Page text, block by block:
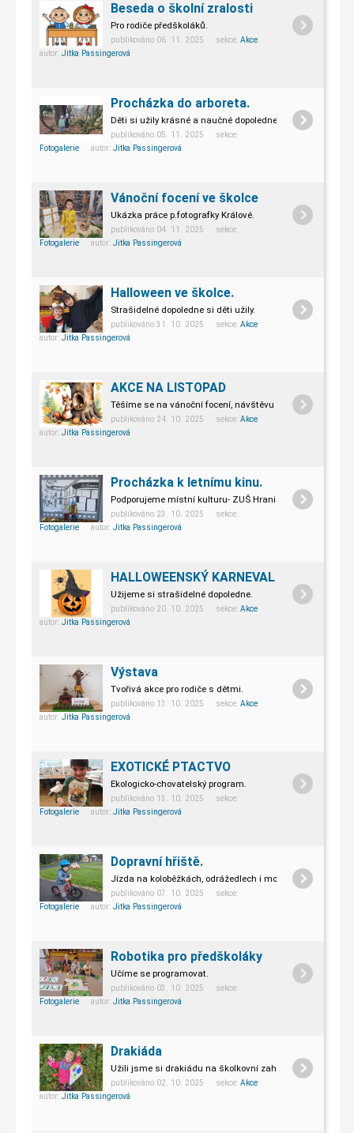
Beseda o školní zralosti
Pro rodiče předškoláků.
publikováno 06. 11. 2025 sekce: Akce
autor: Jitka Passingerová
Procházka do arboreta.
Děti si užily krásné a naučné dopoledne.
publikováno 05. 11. 2025 sekce:
Fotogalerie autor: Jitka Passingerová
Vánoční focení ve školce
Ukázka práce p.fotografky Králové.
publikováno 04. 11. 2025 sekce:
Fotogalerie autor: Jitka Passingerová
Halloween ve školce.
Strašidelné dopoledne si děti užily.
publikováno 31. 10. 2025 sekce: Akce
autor: Jitka Passingerová
AKCE NA LISTOPAD
Těšíme se na vánoční focení, návštěvu 1.tříd a
publikováno 24. 10. 2025 sekce: Akce
autor: Jitka Passingerová
Procházka k letnímu kinu.
Podporujeme místní kulturu- ZUŠ Hranice.
publikováno 23. 10. 2025 sekce:
Fotogalerie autor: Jitka Passingerová
HALLOWEENSKÝ KARNEVAL
Užijeme si strašidelné dopoledne.
publikováno 20. 10. 2025 sekce: Akce
autor: Jitka Passingerová
Výstava
Tvořivá akce pro rodiče s dětmi.
publikováno 13. 10. 2025 sekce: Akce
autor: Jitka Passingerová
EXOTICKÉ PTACTVO
Ekologicko-chovatelský program.
publikováno 13. 10. 2025 sekce:
Fotogalerie autor: Jitka Passingerová
Dopravní hřiště.
Jízda na koloběžkách, odrážedlech i motokárách.
publikováno 07. 10. 2025 sekce:
Fotogalerie autor: Jitka Passingerová
Robotika pro předškoláky
Učíme se programovat.
publikováno 03. 10. 2025 sekce:
Fotogalerie autor: Jitka Passingerová
Drakiáda
Užili jsme si drakiádu na školkovní zahradě.
publikováno 02. 10. 2025 sekce: Akce
autor: Jitka Passingerová